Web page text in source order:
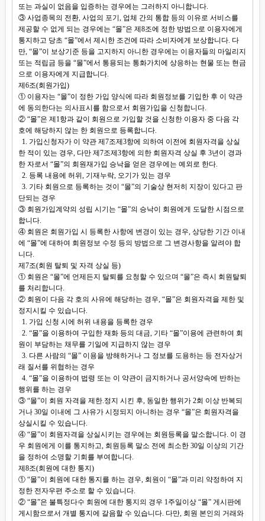
또는 과실이 없음을 입증하는 경우에는 그러하지 아니합니다.
③ 사업종목의 전환, 사업의 포기, 업체 간의 통합 등의 이유로 서비스를
제공할 수 없게 되는 경우에는 “몰”은 제8조에 정한 방법으로 이용자에게
통지하고 당초 “몰”에서 제시한 조건에 따라 소비자에게 보상합니다. 다
만, “몰”이 보상기준 등을 고지하지 아니한 경우에는 이용자들의 마일리지
또는 적립금 등을 “몰”에서 통용되는 통화가치에 상응하는 현물 또는 현금
으로 이용자에게 지급합니다.
제6조(회원가입)
① 이용자는 “몰”이 정한 가입 양식에 따라 회원정보를 기입한 후 이 약관
에 동의한다는 의사표시를 함으로서 회원가입을 신청합니다.
② “몰”은 제1항과 같이 회원으로 가입할 것을 신청한 이용자 중 다음 각
호에 해당하지 않는 한 회원으로 등록합니다.
1. 가입신청자가 이 약관 제7조제3항에 의하여 이전에 회원자격을 상실
한 적이 있는 경우, 다만 제7조제3항에 의한 회원자격 상실 후 3년이 경과
한 자로서 “몰”의 회원재가입 승낙을 얻은 경우에는 예외로 한다.
2. 등록 내용에 허위, 기재누락, 오기가 있는 경우
3. 기타 회원으로 등록하는 것이 “몰”의 기술상 현저히 지장이 있다고 판
단되는 경우
③ 회원가입계약의 성립 시기는 “몰”의 승낙이 회원에게 도달한 시점으로
합니다.
④ 회원은 회원가입 시 등록한 사항에 변경이 있는 경우, 상당한 기간 이내
에 “몰”에 대하여 회원정보 수정 등의 방법으로 그 변경사항을 알려야 합
니다.
제7조(회원 탈퇴 및 자격 상실 등)
① 회원은 “몰”에 언제든지 탈퇴를 요청할 수 있으며 “몰”은 즉시 회원탈퇴
를 처리합니다.
② 회원이 다음 각 호의 사유에 해당하는 경우, “몰”은 회원자격을 제한 및
정지시킬 수 있습니다.
1. 가입 신청 시에 허위 내용을 등록한 경우
2. “몰”을 이용하여 구입한 재화 등의 대금, 기타 “몰”이용에 관련하여 회
원이 부담하는 채무를 기일에 지급하지 않는 경우
3. 다른 사람의 “몰” 이용을 방해하거나 그 정보를 도용하는 등 전자상거
래 질서를 위협하는 경우
4. “몰”을 이용하여 법령 또는 이 약관이 금지하거나 공서양속에 반하는
행위를 하는 경우
③ “몰”이 회원 자격을 제한.정지 시킨 후, 동일한 행위가 2회 이상 반복되
거나 30일 이내에 그 사유가 시정되지 아니하는 경우 “몰”은 회원자격을
상실시킬 수 있습니다.
④ “몰”이 회원자격을 상실시키는 경우에는 회원등록을 말소합니다. 이 경
우 회원에게 이를 통지하고, 회원등록 말소 전에 최소한 30일 이상의 기간
을 정하여 소명할 기회를 부여합니다.
제8조(회원에 대한 통지)
① “몰”이 회원에 대한 통지를 하는 경우, 회원이 “몰”과 미리 약정하여 지
정한 전자우편 주소로 할 수 있습니다.
② “몰”은 불특정다수 회원에 대한 통지의 경우 1주일이상 “몰” 게시판에
게시함으로서 개별 통지에 갈음할 수 있습니다. 다만, 회원 본인의 거래와